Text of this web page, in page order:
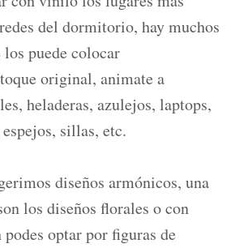
del dormitorio, hay muchos
los puede colocar
original, animate a
heladeras, azulejos, laptops,
sillas, etc.
diseños armónicos, una
los diseños florales o con
optar por figuras de